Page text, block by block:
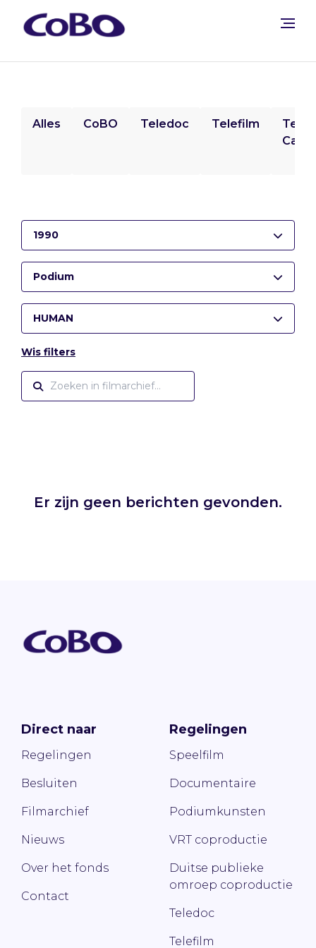
Alles CoBO Teledoc Telefilm
1990
Podium
HUMAN
Wis filters
Er zijn geen berichten gevonden.
Direct naar
Regelingen
Besluiten
Filmarchief
Nieuws
Over het fonds
Contact
Regelingen
Speelfilm
Documentaire
Podiumkunsten
VRT coproductie
Duitse publieke
omroep coproductie
Teledoc
Telefilm